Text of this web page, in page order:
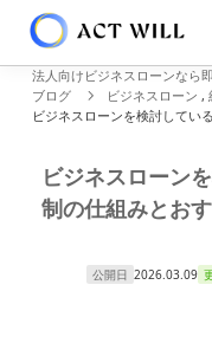
法人向けビジネスローンなら
ブログ
ビジネスローン ,
ビジネスローンを検討してい
ビジネスローン
制の仕組みとお
公開日 2026.03.09